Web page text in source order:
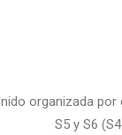
organizada
S5 y S6